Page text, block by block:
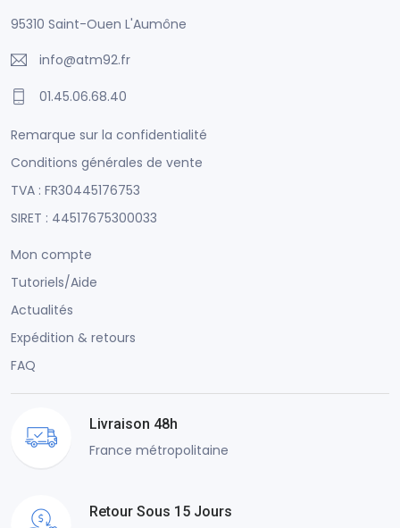
95310 Saint-Ouen L'Aumône
info@atm92.fr
01.45.06.68.40
Remarque sur la confidentialité
Conditions générales de vente
TVA : FR30445176753
SIRET : 44517675300033
Mon compte
Tutoriels/Aide
Actualités
Expédition & retours
FAQ
Livraison 48h
France métropolitaine
Retour Sous 15 Jours